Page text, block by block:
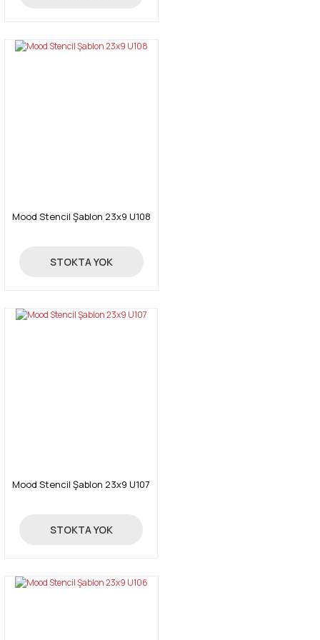
Mood Stencil Şablon 23x9 U108
24,00 TL
STOKTA YOK
Mood Stencil Şablon 23x9 U107
24,00 TL
STOKTA YOK